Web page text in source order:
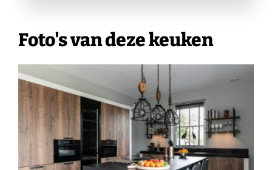
Foto's van deze keuken